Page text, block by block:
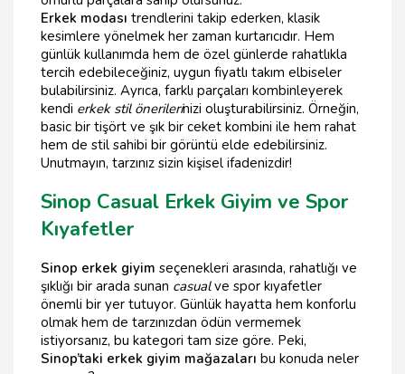
Erkek modası trendlerini takip ederken, klasik
kesimlere yönelmek her zaman kurtarıcıdır. Hem
günlük kullanımda hem de özel günlerde rahatlıkla
tercih edebileceğiniz, uygun fiyatlı takım elbiseler
bulabilirsiniz. Ayrıca, farklı parçaları kombinleyerek
kendi erkek stil önerilerinizi oluşturabilirsiniz. Örneğin,
basic bir tişört ve şık bir ceket kombini ile hem rahat
hem de stil sahibi bir görüntü elde edebilirsiniz.
Unutmayın, tarzınız sizin kişisel ifadenizdir!
Sinop Casual Erkek Giyim ve Spor
Kıyafetler
Sinop erkek giyim seçenekleri arasında, rahatlığı ve
şıklığı bir arada sunan casualve spor kıyafetler
önemli bir yer tutuyor. Günlük hayatta hem konforlu
olmak hem de tarzınızdan ödün vermemek
istiyorsanız, bu kategori tam size göre. Peki,
Sinop’taki erkek giyim mağazaları bu konuda neler